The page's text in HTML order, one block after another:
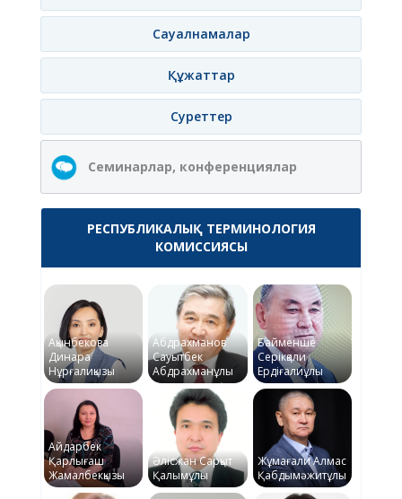
Сауалнамалар
Құжаттар
Суреттер
Семинарлар, конференциялар
РЕСПУБЛИКАЛЫҚ ТЕРМИНОЛОГИЯ
КОМИССИЯСЫ
Ақынбекова
Динара
Нұрғалиқызы
Абдрахманов
Сауытбек
Абдрахманұлы
Байменше
Серікқали
Ердіғалиұлы
Айдарбек
Қарлығаш
Жамалбекқызы
Әлісжан Сарқыт
Қалымұлы
Жұмағали Алмас
Қабдымәжитұлы